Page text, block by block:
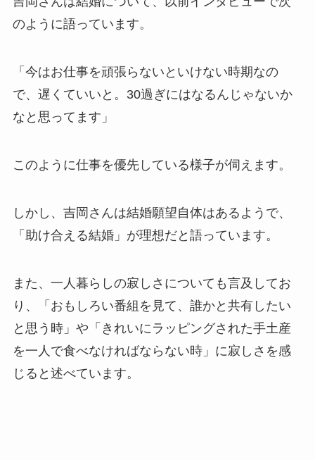
のように語っています。
「今はお仕事を頑張らないといけない時期なの
で、遅くていいと。30過ぎにはなるんじゃないか
なと思ってます」
このように仕事を優先している様子が伺えます。
しかし、吉岡さんは結婚願望自体はあるようで、
「助け合える結婚」が理想だと語っています。
また、一人暮らしの寂しさについても言及してお
り、「おもしろい番組を見て、誰かと共有したい
と思う時」や「きれいにラッピングされた手土産
を一人で食べなければならない時」に寂しさを感
じると述べています。